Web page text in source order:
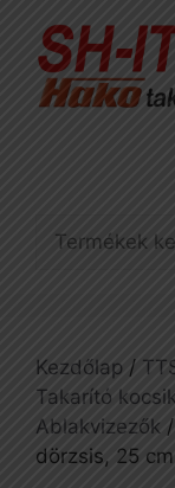
tartalomba
Kezdőlap /
Takarító kocsik
Ablakvizezők
dörzsis, 25 cm